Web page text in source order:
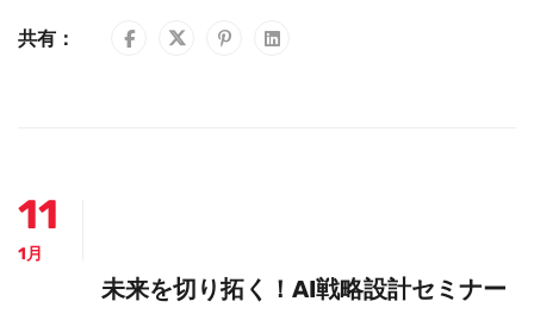
共有：
11
1月
未来を切り拓く！AI戦略設計セミナー